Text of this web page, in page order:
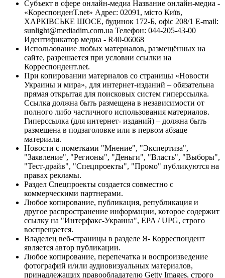
Субъект в сфере онлайн-медиа Название онлайн-медиа -
«КореспонденТ.net» Адрес: 02091, місто Київ,
ХАРКІВСЬКЕ ШОСЕ, будинок 172-Б, офіс 208/1 E-mail:
sunlight@mediadim.com.ua Телефон: 044-205-43-00
Идентификатор медиа - R40-06068
Использование любых материалов, размещённых на
сайте, разрешается при условии ссылки на
Корреспондент.net.
При копировании материалов со страницы «Новости
Украины и мира», для интернет-изданий – обязательна
прямая открытая для поисковых систем гиперссылка.
Ссылка должна быть размещена в независимости от
полного либо частичного использования материалов.
Гиперссылка (для интернет- изданий) – должна быть
размещена в подзаголовке или в первом абзаце
материала.
Новости с пометками "Мнение", "Экспертиза",
"Заявление", "Регионы", "Деньги", "Власть", "Выборы",
"Тест-драйв", "Спецпроекты", "Промо" публикуются на
правах рекламы.
Раздел Спецпроекты создается совместно с
коммерческими партнерами.
Любое копирование, публикация, републикация и
другое распространение информации, которое содержит
ссылку на "Интерфакс-Украина", EPA / UPG, строго
воспрещается.
Владелец веб-страницы в разделе Я- Корреспондент
является автор публикации.
Любое копирование, перепечатка и воспроизведение
фотографий и/или аудиовизуальных материалов,
принадлежащих правообладателю Getty Images, строго